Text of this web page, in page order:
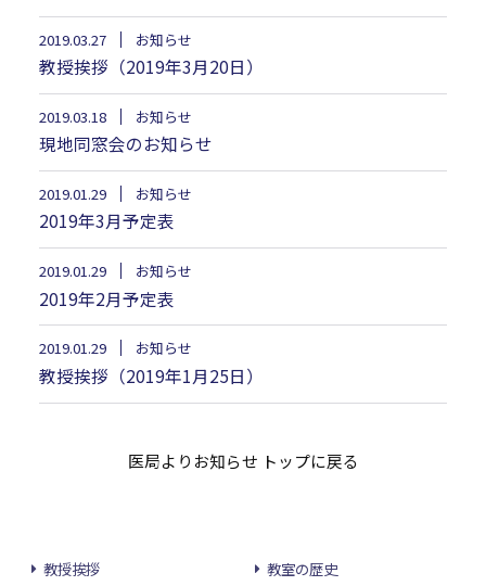
2019.03.27 お知らせ
教授挨拶（2019年3月20日）
2019.03.18 お知らせ
現地同窓会のお知らせ
2019.01.29 お知らせ
2019年3月予定表
2019.01.29 お知らせ
2019年2月予定表
2019.01.29 お知らせ
教授挨拶（2019年1月25日）
医局よりお知らせ トップに戻る
教授挨拶 教室の歴史